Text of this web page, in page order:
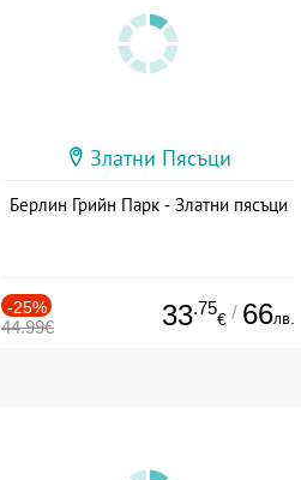
Златни Пясъци
Берлин Грийн Парк - Златни пясъци
-25%
44.99€ 33.75
€ / 66лв.